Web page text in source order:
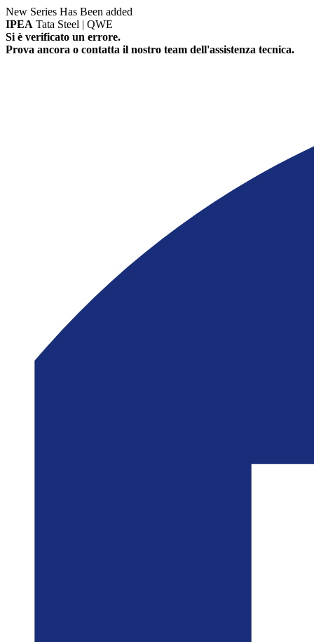
New Series Has Been added
IPEA Tata Steel | QWE
Si è verificato un errore.
Prova ancora o contatta il nostro team dell'assistenza tecnica.